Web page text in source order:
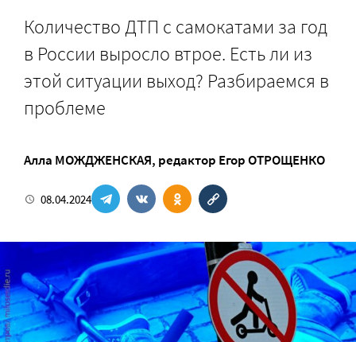
Количество ДТП с самокатами за год
в России выросло втрое. Есть ли из
этой ситуации выход? Разбираемся в
проблеме
Алла МОЖДЖЕНСКАЯ, редактор Егор ОТРОЩЕНКО
08.04.2024